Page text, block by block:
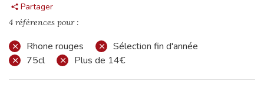
Partager
4 références pour :
Rhone rouges
Sélection fin d'année
75cl
Plus de 14€